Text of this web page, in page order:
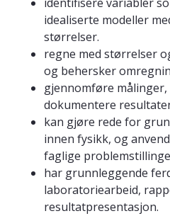
idealiserte modeller
størrelser.
regne med størrelser
og behersker
gjennomføre
dokumentere
kan gjøre rede for
innen fysikk, og
faglige
har grunnleggende
laboratoriearbeid,
resultatpresentasjon.